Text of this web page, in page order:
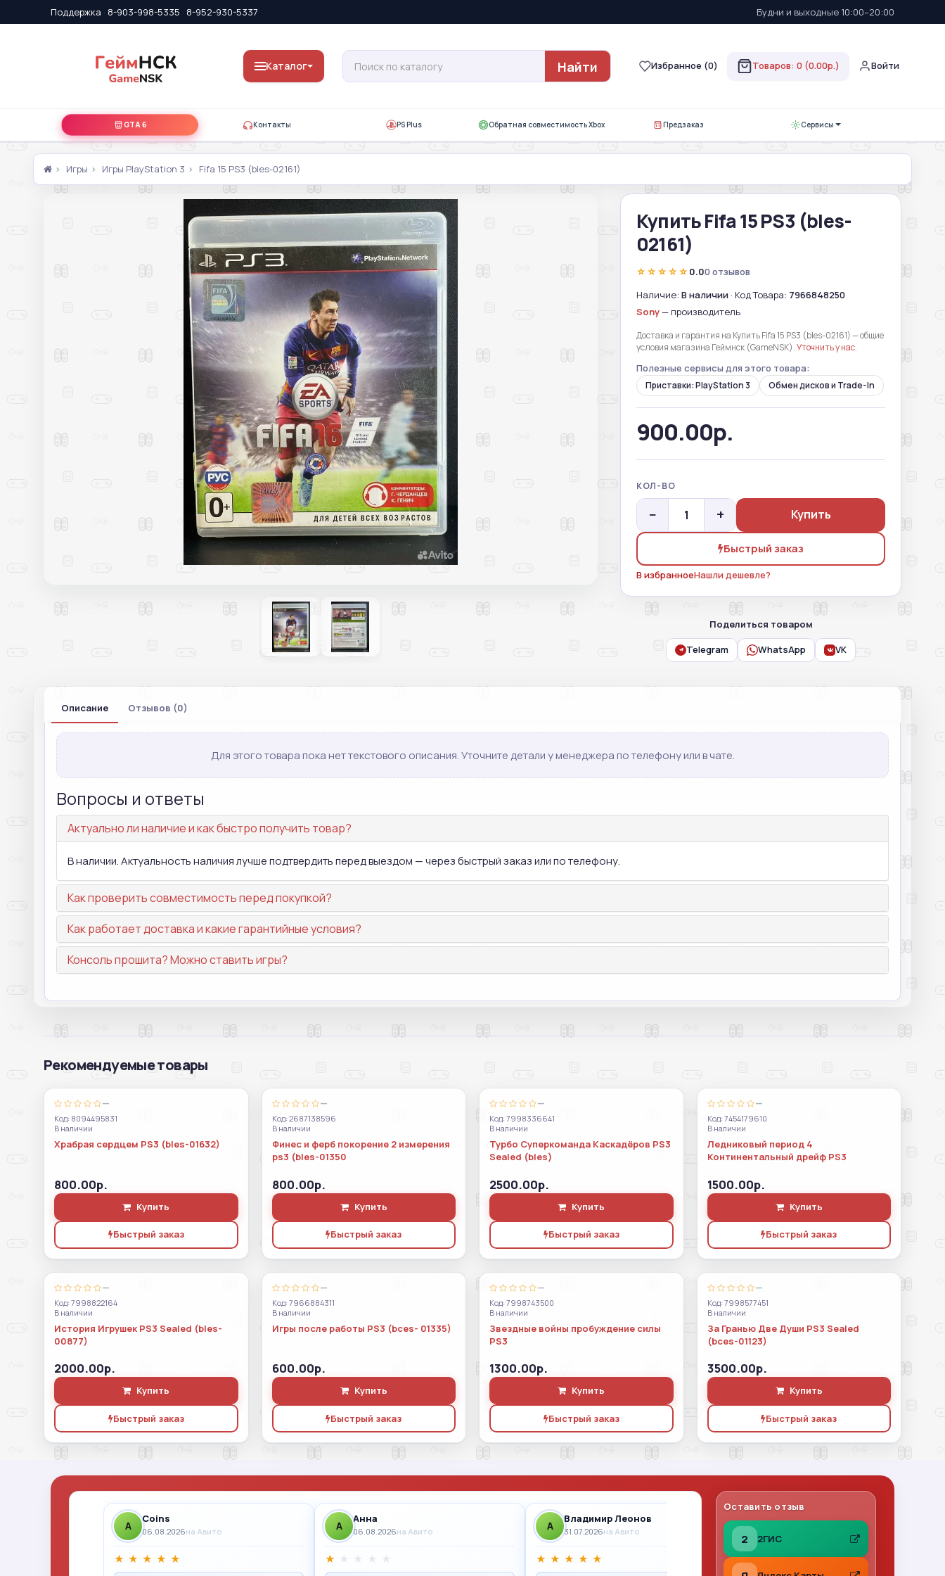
Поддержка · 8-903-998-5335 · 8-952-930-5337 Будни и выходные 10:00–20:00
Каталог Найти Избранное (0) Товаров: 0 (0.00р.) Войти
GTA 6 Контакты PS Plus Обратная совместимость Xbox Предзаказ Сервисы
Игры Игры PlayStation 3 Fifa 15 PS3 (bles-02161)
Купить Fifa 15 PS3 (bles-
02161)
☆☆☆☆☆ 0.00 отзывов
Наличие: В наличии · Код Товара: 7966848250
Sony— производитель
Доставка и гарантия на Купить Fifa 15 PS3 (bles-02161) — общие
условия магазина Геймнск (GameNSK).Уточнить у нас.
Полезные сервисы для этого товара:
Приставки: PlayStation 3 Обмен дисков и Trade-In
900.00р.
КОЛ-ВО
− + Купить
Быстрый заказ
В избранноеНашли дешевле?
Поделиться товаром
Telegram WhatsApp VK
Описание Отзывов (0)
Для этого товара пока нет текстового описания. Уточните детали у менеджера по телефону или в чате.
Вопросы и ответы
Актуально ли наличие и как быстро получить товар?
В наличии. Актуальность наличия лучше подтвердить перед выездом — через быстрый заказ или по телефону.
Как проверить совместимость перед покупкой?
Как работает доставка и какие гарантийные условия?
Консоль прошита? Можно ставить игры?
Рекомендуемые товары
—
Код: 8094495831
В наличии
Храбрая сердцем PS3 (bles-01632)
800.00р.
Купить
Быстрый заказ
—
Код: 2687138596
В наличии
Финес и ферб покорение 2 измерения
ps3 (bles-01350
800.00р.
Купить
Быстрый заказ
—
Код: 7998336641
В наличии
Турбо Суперкоманда Каскадёров PS3
Sealed (bles)
2500.00р.
Купить
Быстрый заказ
—
Код: 7454179610
В наличии
Ледниковый период 4
Континентальный дрейф PS3
1500.00р.
Купить
Быстрый заказ
—
Код: 7998822164
В наличии
История Игрушек PS3 Sealed (bles-
00877)
2000.00р.
Купить
Быстрый заказ
—
Код: 7966884311
В наличии
Игры после работы PS3 (bces- 01335)
600.00р.
Купить
Быстрый заказ
—
Код: 7998743500
В наличии
Звездные войны пробуждение силы
PS3
1300.00р.
Купить
Быстрый заказ
—
Код: 7998577451
В наличии
За Гранью Две Души PS3 Sealed
(bces-01123)
3500.00р.
Купить
Быстрый заказ
A
Coins
06.08.2026на Авито
★ ★ ★ ★ ★
A
Анна
06.08.2026на Авито
★ ★ ★ ★ ★
A
Владимир Леонов
31.07.2026на Авито
★ ★ ★ ★ ★
Михаил
★ ★ ★ ★ ★
Оставить отзыв
2 2ГИС